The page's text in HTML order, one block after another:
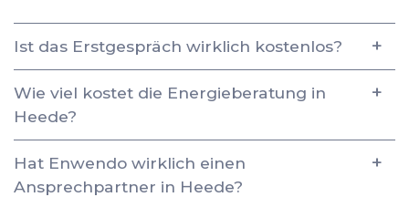
Ist das Erstgespräch wirklich kostenlos?
Wie viel kostet die Energieberatung in
Heede?
Hat Enwendo wirklich einen
Ansprechpartner in Heede?